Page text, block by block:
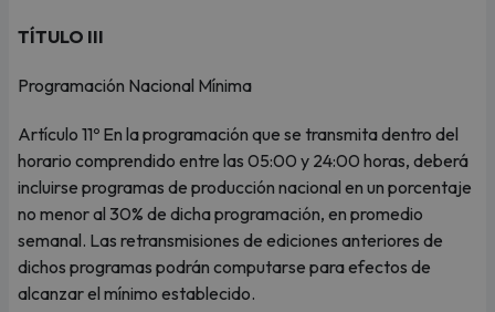
TÍTULO III
Programación Nacional Mínima
Artículo 11º En la programación que se transmita dentro del
horario comprendido entre las 05:00 y 24:00 horas, deberá
incluirse programas de producción nacional en un porcentaje
no menor al 30% de dicha programación, en promedio
semanal. Las retransmisiones de ediciones anteriores de
dichos programas podrán computarse para efectos de
alcanzar el mínimo establecido.